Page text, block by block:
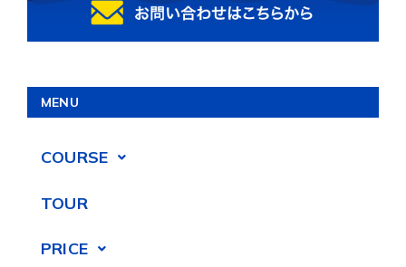
MENU
COURSE
TOUR
PRICE